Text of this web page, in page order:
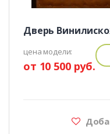
Дверь
цена модели:
от 10 500 руб.